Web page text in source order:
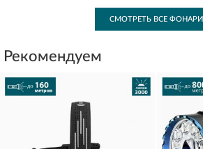
СМОТРЕТЬ ВСЕ ФОНАРИ
Рекомендуем